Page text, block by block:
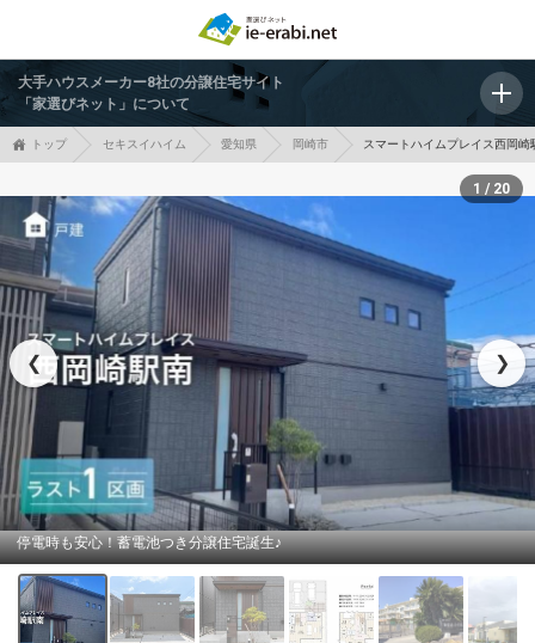
大手ハウスメーカー8社の分譲住宅サイト
「家選びネット」について
トップ セキスイハイム 愛知県 岡崎市 スマートハイムプレイス西岡崎
❮
停電時も安心！蓄電池つき分譲住宅誕生♪
❯
1 / 20